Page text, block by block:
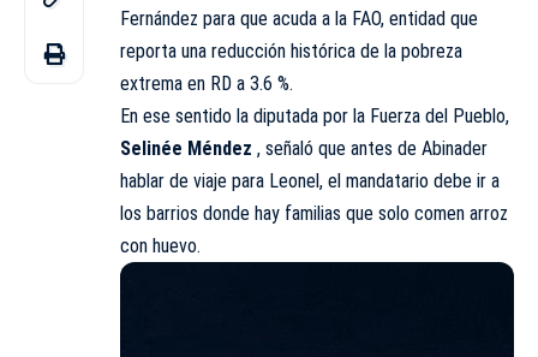
Fernández para que acuda a la FAO, entidad que
reporta una reducción histórica de la pobreza
extrema en RD a 3.6 %.
En ese sentido la diputada por la Fuerza del Pueblo,
Selinée Méndez , señaló que antes de Abinader
hablar de viaje para Leonel, el mandatario debe ir a
los barrios donde hay familias que solo comen arroz
con huevo.